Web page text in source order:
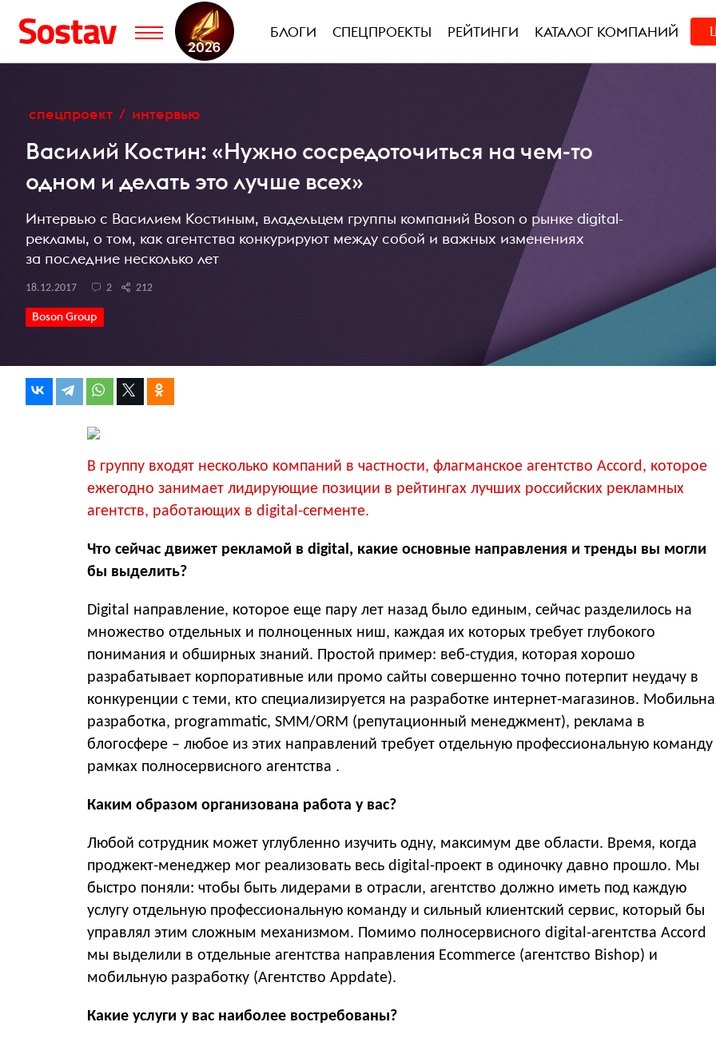
БЛОГИ СПЕЦПРОЕКТЫ РЕЙТИНГИ КАТАЛОГ КОМПАНИЙ
спецпроект интервью
Василий Костин: «Нужно сосредоточиться на чем-то
одном и делать это лучше всех»
Интервью с Василием Костиным, владельцем группы компаний Boson о рынке digital-
рекламы, о том, как агентства конкурируют между собой и важных изменениях
за последние несколько лет
18.12.2017 2 212
Boson Group
В группу входят несколько компаний в частности, флагманское агентство Accord, которое
ежегодно занимает лидирующие позиции в рейтингах лучших российских рекламных
агентств, работающих в digital-сегменте.
Что сейчас движет рекламой в digital, какие основные направления и тренды вы могли
бы выделить?
Digital направление, которое еще пару лет назад было единым, сейчас разделилось на
множество отдельных и полноценных ниш, каждая их которых требует глубокого
понимания и обширных знаний. Простой пример: веб-студия, которая хорошо
разрабатывает корпоративные или промо сайты совершенно точно потерпит неудачу в
конкуренции с теми, кто специализируется на разработке интернет-магазинов.
разработка, programmatic, SMM/ORM (репутационный менеджмент), реклама в
блогосфере – любое из этих направлений требует отдельную профессиональную команду
рамках полносервисного агентства .
Каким образом организована работа у вас?
Любой сотрудник может углубленно изучить одну, максимум две области. Время, когда
проджект-менеджер мог реализовать весь digital-проект в одиночку давно прошло. Мы
быстро поняли: чтобы быть лидерами в отрасли, агентство должно иметь под каждую
услугу отдельную профессиональную команду и сильный клиентский сервис, который бы
управлял этим сложным механизмом. Помимо полносервисного digital-агентства Accord
мы выделили в отдельные агентства направления Ecommerce (агентство Bishop) и
мобильную разработку (Агентство Appdate).
Какие услуги у вас наиболее востребованы?